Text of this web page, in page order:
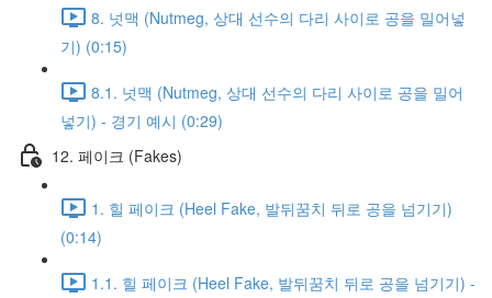
8. 넛맥 (Nutmeg, 상대 선수의 다리 사이로 공을 밀어넣
기) (0:15)
8.1. 넛맥 (Nutmeg, 상대 선수의 다리 사이로 공을 밀어
넣기) - 경기 예시 (0:29)
12. 페이크 (Fakes)
1. 힐 페이크 (Heel Fake, 발뒤꿈치 뒤로 공을 넘기기)
(0:14)
1.1. 힐 페이크 (Heel Fake, 발뒤꿈치 뒤로 공을 넘기기) -